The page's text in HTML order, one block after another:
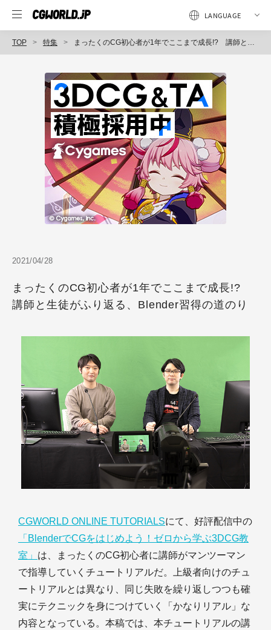
TOP 特集 まったくのCG初心者が1年でここまで成長!? 講師と生徒がふり返る、Blender習得の道のり
2021/04/28
まったくのCG初心者が1年でここまで成長!?
講師と生徒がふり返る、Blender習得の道のり
CGWORLD ONLINE TUTORIALSにて、好評配信中の
「BlenderでCGをはじめよう！ゼロから学ぶ3DCG教
室」 は、まったくのCG初心者に講師がマンツーマン
で指導していくチュートリアルだ。上級者向けのチュ
ートリアルとは異なり、同じ失敗を繰り返しつつも確
実にテクニックを身につけていく「かなりリアル」な
内容となっている。本稿では、本チュートリアルの講